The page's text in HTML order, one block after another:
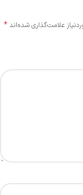
علامت‌گذاری شده‌اند*